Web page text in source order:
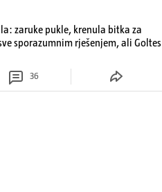
zaruke pukle, krenula bitka za
sporazumnim rješenjem, ali Goltes
36